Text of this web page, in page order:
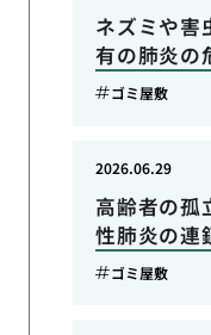
ネズミや害
有の肺炎の
ゴミ屋敷
高齢者の孤
性肺炎の連
2026.06.29
ゴミ屋敷